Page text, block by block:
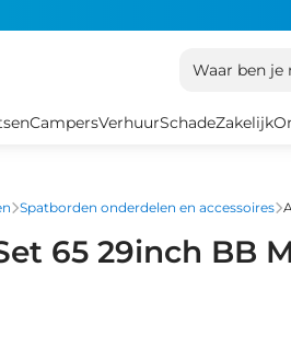
Waar ben je
CampersVerhuurSchadeZakelijk
Spatborden onderdelen en accessoires
65 29inch BB